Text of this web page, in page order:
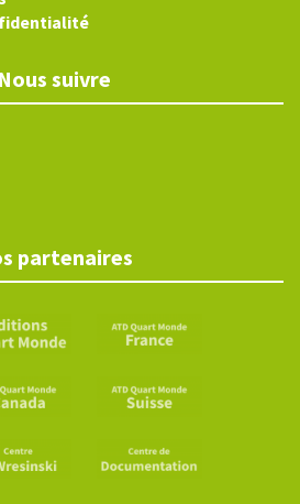
Nous suivre
partenaires